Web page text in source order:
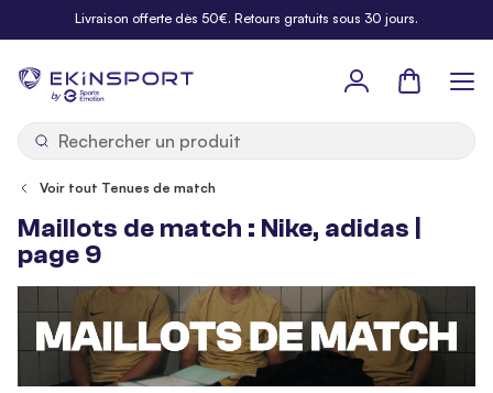
Allez au contenuLivraison offerte dès 50€. Retours gratuits sous 30 jours.
by
Panier
Voir tout Tenues de match
Maillots de match : Nike, adidas |
page 9